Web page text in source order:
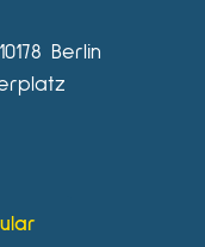
Berlin